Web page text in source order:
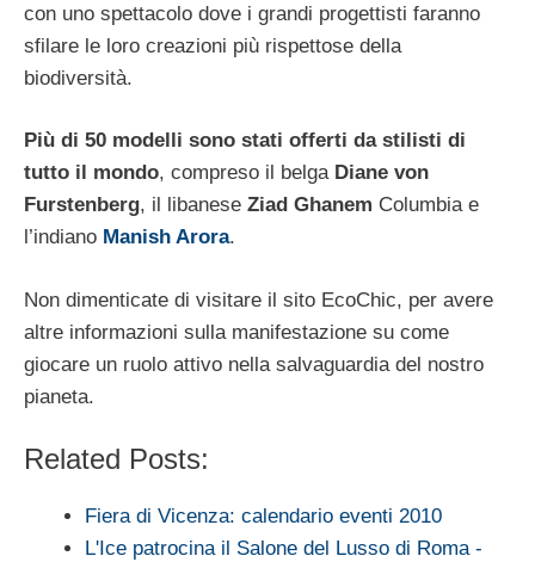
con uno spettacolo dove i grandi progettisti faranno
sfilare le loro creazioni più rispettose della
biodiversità.
Più di 50 modelli sono stati offerti da stilisti di
tutto il mondo, compreso il belga Diane von
Furstenberg, il libanese Ziad Ghanem Columbia e
l’indiano Manish Arora.
Non dimenticate di visitare il sito EcoChic, per avere
altre informazioni sulla manifestazione su come
giocare un ruolo attivo nella salvaguardia del nostro
pianeta.
Related Posts:
Fiera di Vicenza: calendario eventi 2010
L'Ice patrocina il Salone del Lusso di Roma -